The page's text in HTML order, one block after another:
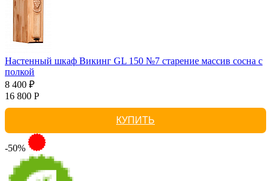
Настенный шкаф Викинг GL 150 №7 старение массив сосна с
полкой
8 400 ₽
16 800 Р
КУПИТЬ
-50%